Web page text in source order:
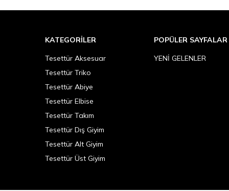
KATEGORILER
Tesettür Aksesuar
Tesettür Triko
Tesettür Abiye
Tesettür Elbise
Tesettür Takım
Tesettür Dış Giyim
Tesettür Alt Giyim
Tesettür Üst Giyim
POPÜLER SAYFALAR
YENİ GELENLER